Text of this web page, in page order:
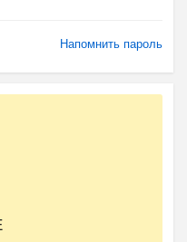
Напомнить пароль